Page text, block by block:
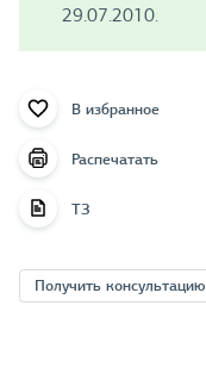
29.07.2010.
В избранное
Распечатать
ТЗ
Получить консультацию